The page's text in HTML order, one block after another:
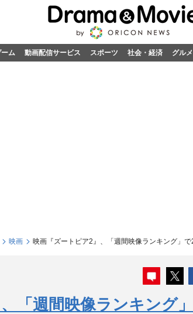
ム 動画配信サービス スポーツ 社会・経済 グルメ
映画 映画『ズートピア2』、「週間映像ランキング」
「週間映像ランキング